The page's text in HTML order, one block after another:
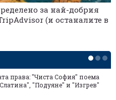
за най-добрия
(и останалите в
права: "Чиста София" поема
"Подуяне" и "Изгрев"